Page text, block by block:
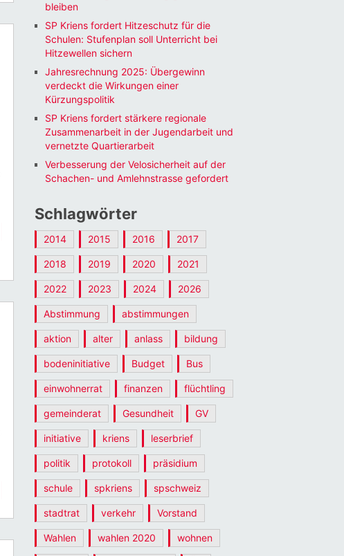
bleiben
SP Kriens fordert Hitzeschutz für die
Schulen: Stufenplan soll Unterricht bei
Hitzewellen sichern
Jahresrechnung 2025: Übergewinn
verdeckt die Wirkungen einer
Kürzungspolitik
SP Kriens fordert stärkere regionale
Zusammenarbeit in der Jugendarbeit und
vernetzte Quartierarbeit
Verbesserung der Velosicherheit auf der
Schachen- und Amlehnstrasse gefordert
Schlagwörter
2014 2015 2016 2017
2018 2019 2020 2021
2022 2023 2024 2026
Abstimmung abstimmungen
aktion alter anlass bildung
bodeninitiative Budget Bus
einwohnerrat finanzen flüchtling
gemeinderat Gesundheit GV
initiative kriens leserbrief
politik protokoll präsidium
schule spkriens spschweiz
stadtrat verkehr Vorstand
Wahlen wahlen 2020 wohnen